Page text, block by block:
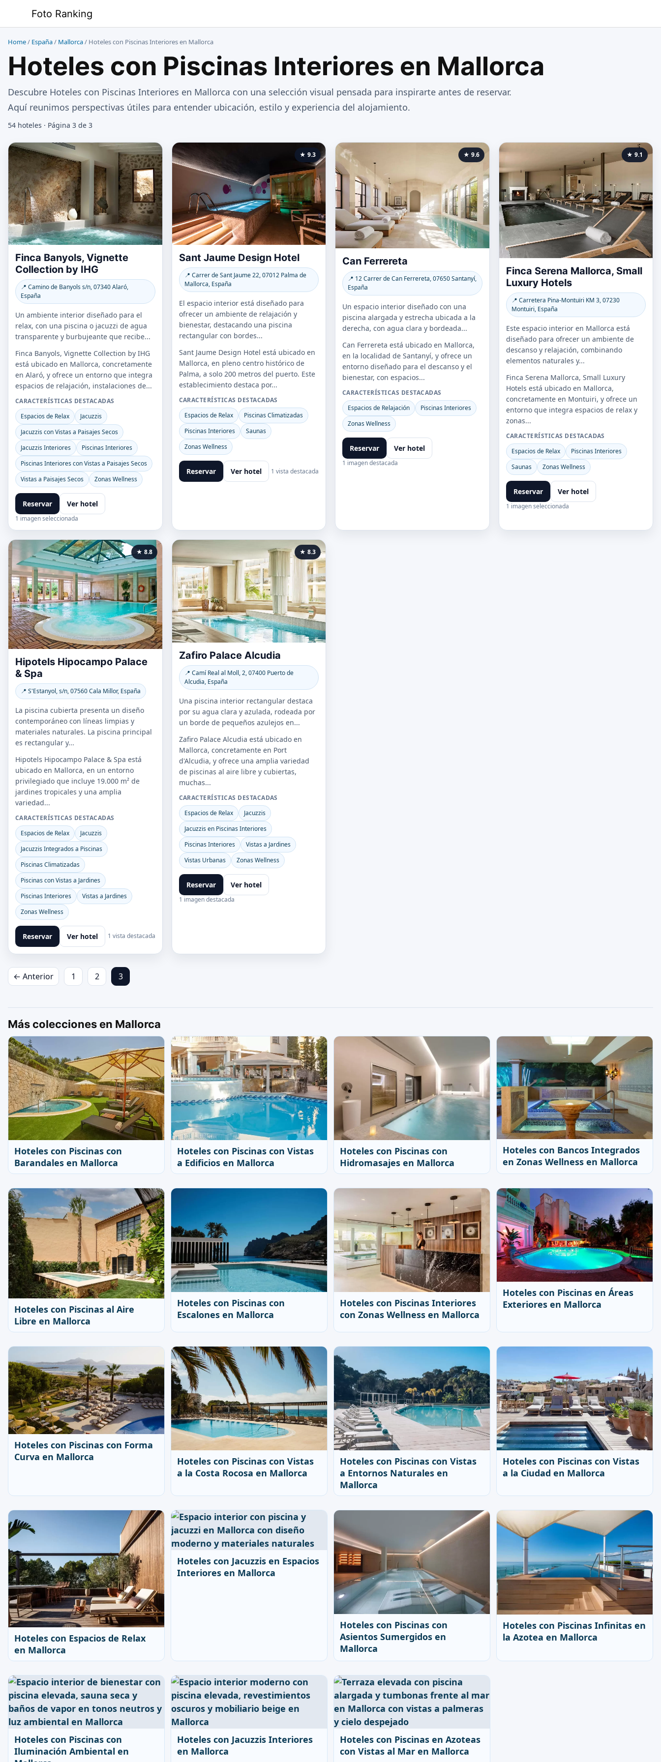
contenido
Foto Ranking
Home/ España/ Mallorca/ Hoteles con Piscinas Interiores en Mallorca
Hoteles con Piscinas Interiores en Mallorca
Descubre Hoteles con Piscinas Interiores en Mallorca con una selección visual pensada para inspirarte antes de reservar.
Aquí reunimos perspectivas útiles para entender ubicación, estilo y experiencia del alojamiento.
54 hoteles · Página 3 de 3
Finca Banyols, Vignette
Collection by IHG
📍 Camino de Banyols s/n, 07340 Alaró,
España
Un ambiente interior diseñado para el
relax, con una piscina o jacuzzi de agua
transparente y burbujeante que recibe...
Finca Banyols, Vignette Collection by IHG
está ubicado en Mallorca, concretamente
en Alaró, y ofrece un entorno que integra
espacios de relajación, instalaciones de...
CARACTERÍSTICAS DESTACADAS
Espacios de Relax
Jacuzzis
Jacuzzis con Vistas a Paisajes Secos
Jacuzzis Interiores
Piscinas Interiores
Piscinas Interiores con Vistas a Paisajes Secos
Vistas a Paisajes Secos
Zonas Wellness
Reservar Ver hotel
1 imagen seleccionada
★ 9.3
Sant Jaume Design Hotel
📍 Carrer de Sant Jaume 22, 07012 Palma de
Mallorca, España
El espacio interior está diseñado para
ofrecer un ambiente de relajación y
bienestar, destacando una piscina
rectangular con bordes...
Sant Jaume Design Hotel está ubicado en
Mallorca, en pleno centro histórico de
Palma, a solo 200 metros del puerto. Este
establecimiento destaca por...
CARACTERÍSTICAS DESTACADAS
Espacios de Relax
Piscinas Climatizadas
Piscinas Interiores
Saunas
Zonas Wellness
Reservar Ver hotel 1 vista destacada
★ 9.6
Can Ferrereta
📍 12 Carrer de Can Ferrereta, 07650 Santanyí,
España
Un espacio interior diseñado con una
piscina alargada y estrecha ubicada a la
derecha, con agua clara y bordeada...
Can Ferrereta está ubicado en Mallorca,
en la localidad de Santanyí, y ofrece un
entorno diseñado para el descanso y el
bienestar, con espacios...
CARACTERÍSTICAS DESTACADAS
Espacios de Relajación
Piscinas Interiores
Zonas Wellness
Reservar Ver hotel
1 imagen destacada
★ 9.1
Finca Serena Mallorca, Small
Luxury Hotels
📍 Carretera Pina-Montuïri KM 3, 07230
Montuiri, España
Este espacio interior en Mallorca está
diseñado para ofrecer un ambiente de
descanso y relajación, combinando
elementos naturales y...
Finca Serena Mallorca, Small Luxury
Hotels está ubicado en Mallorca,
concretamente en Montuiri, y ofrece un
entorno que integra espacios de relax y
zonas...
CARACTERÍSTICAS DESTACADAS
Espacios de Relax
Piscinas Interiores
Saunas
Zonas Wellness
Reservar Ver hotel
1 imagen seleccionada
★ 8.8
Hipotels Hipocampo Palace
& Spa
📍 S'Estanyol, s/n, 07560 Cala Millor, España
La piscina cubierta presenta un diseño
contemporáneo con líneas limpias y
materiales naturales. La piscina principal
es rectangular y...
Hipotels Hipocampo Palace & Spa está
ubicado en Mallorca, en un entorno
privilegiado que incluye 19.000 m² de
jardines tropicales y una amplia
variedad...
CARACTERÍSTICAS DESTACADAS
Espacios de Relax
Jacuzzis
Jacuzzis Integrados a Piscinas
Piscinas Climatizadas
Piscinas con Vistas a Jardines
Piscinas Interiores
Vistas a Jardines
Zonas Wellness
Reservar Ver hotel 1 vista destacada
★ 8.3
Zafiro Palace Alcudia
📍 Camí Real al Moll, 2, 07400 Puerto de
Alcudia, España
Una piscina interior rectangular destaca
por su agua clara y azulada, rodeada por
un borde de pequeños azulejos en...
Zafiro Palace Alcudia está ubicado en
Mallorca, concretamente en Port
d'Alcudia, y ofrece una amplia variedad
de piscinas al aire libre y cubiertas,
muchas...
CARACTERÍSTICAS DESTACADAS
Espacios de Relax
Jacuzzis
Jacuzzis en Piscinas Interiores
Piscinas Interiores
Vistas a Jardines
Vistas Urbanas
Zonas Wellness
Reservar Ver hotel
1 imagen destacada
← Anterior 1 2 3
Más colecciones en Mallorca
Hoteles con Piscinas con
Barandales en Mallorca
Hoteles con Piscinas con Vistas
a Edificios en Mallorca
Hoteles con Piscinas con
Hidromasajes en Mallorca
Hoteles con Bancos Integrados
en Zonas Wellness en Mallorca
Hoteles con Piscinas al Aire
Libre en Mallorca
Hoteles con Piscinas con
Escalones en Mallorca
Hoteles con Piscinas Interiores
con Zonas Wellness en Mallorca
Hoteles con Piscinas en Áreas
Exteriores en Mallorca
Hoteles con Piscinas con Forma
Curva en Mallorca
Hoteles con Piscinas con Vistas
a la Costa Rocosa en Mallorca
Hoteles con Piscinas con Vistas
a Entornos Naturales en
Mallorca
Hoteles con Piscinas con Vistas
a la Ciudad en Mallorca
Hoteles con Espacios de Relax
en Mallorca
Hoteles con Jacuzzis en Espacios
Interiores en Mallorca
Hoteles con Piscinas con
Asientos Sumergidos en
Mallorca
Hoteles con Piscinas Infinitas en
la Azotea en Mallorca
Hoteles con Piscinas con
Iluminación Ambiental en
Hoteles con Jacuzzis Interiores
en Mallorca
Hoteles con Piscinas en Azoteas
con Vistas al Mar en Mallorca